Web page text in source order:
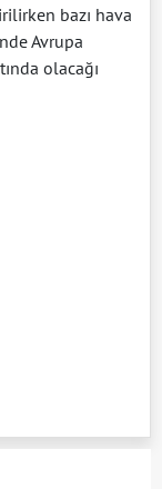
bazı hava
Avrupa
olacağı